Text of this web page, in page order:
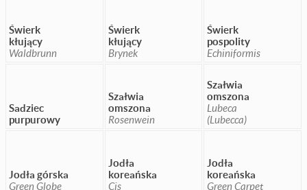
Świerk
kłujący
Waldbrunn
Świerk
kłujący
Brynek
Świerk
pospolity
Echiniformis
Sadziec
purpurowy
Szałwia
omszona
Rosenwein
Szałwia
omszona
Lubeca
(Lubecca)
Jodła górska
Green Globe
Jodła
koreańska
Cis
Jodła
koreańska
Green Carpet